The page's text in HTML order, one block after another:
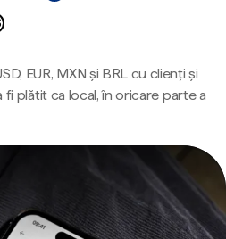
EUR, MXN și BRL cu clienți și
plătit ca local, în oricare parte a